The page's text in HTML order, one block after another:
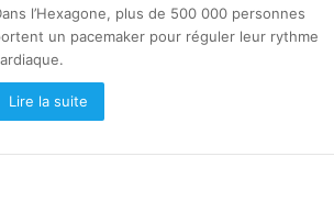
l’Hexagone, plus de 500 000 personnes
un pacemaker pour réguler leur rythme
Lire la suite